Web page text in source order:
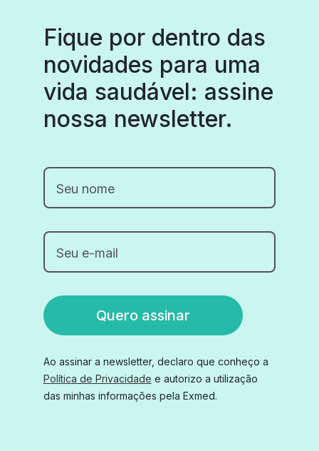
Fique por dentro das
novidades para uma
vida saudável: assine
nossa newsletter.
Seu nome
Seu e-mail
Quero assinar
Ao assinar a newsletter, declaro que conheço a
Política de Privacidade e autorizo a utilização
das minhas informações pela Exmed.